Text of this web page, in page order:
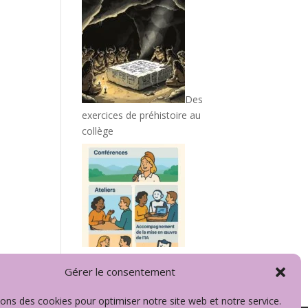
Gérer le consentement
des cookies pour optimiser notre site web et notre service.
Des
exercices de préhistoire au
collège